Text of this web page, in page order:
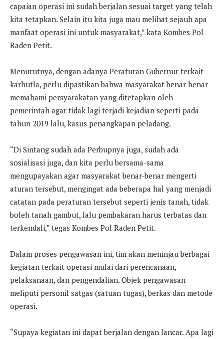
capaian operasi ini sudah berjalan sesuai target yang telah
kita tetapkan. Selain itu kita juga mau melihat sejauh apa
manfaat operasi ini untuk masyarakat,” kata Kombes Pol
Raden Petit.
Menurutnya, dengan adanya Peraturan Gubernur terkait
karhutla, perlu dipastikan bahwa masyarakat benar-benar
memahami persyarakatan yang ditetapkan oleh
pemerintah agar tidak lagi terjadi kejadian seperti pada
tahun 2019 lalu, kasus penangkapan peladang.
“Di Sintang sudah ada Perbupnya juga, sudah ada
sosialisasi juga, dan kita perlu bersama-sama
mengupayakan agar masyarakat benar-benar mengerti
aturan tersebut, mengingat ada beberapa hal yang menjadi
catatan pada peraturan tersebut seperti jenis tanah, tidak
boleh tanah gambut, lalu pembakaran harus terbatas dan
terkendali,” tegas Kombes Pol Raden Petit.
Dalam proses pengawasan ini, tim akan meninjau berbagai
kegiatan terkait operasi mulai dari perencanaan,
pelaksanaan, dan pengendalian. Objek pengawasan
meliputi personil satgas (satuan tugas), berkas dan metode
operasi.
“Supaya kegiatan ini dapat berjalan dengan lancar. Apa lagi